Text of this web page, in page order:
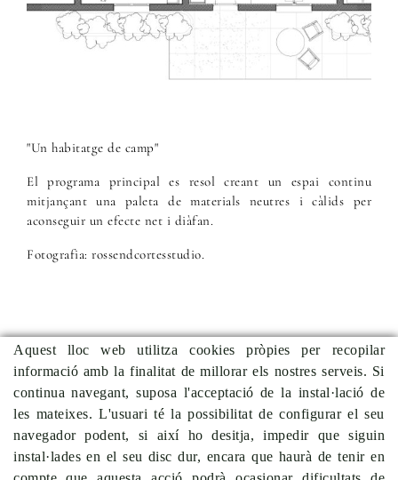
"Un habitatge de camp"
El programa principal es resol creant un espai continu
mitjançant una paleta de materials neutres i càlids per
aconseguir un efecte net i diàfan.
Fotografia: rossendcortesstudio.
Anterior
projecte
Tornar a
projectes
Següent projecte
Aquest lloc web utilitza cookies pròpies per recopilar
informació amb la finalitat de millorar els nostres serveis. Si
continua navegant, suposa l'acceptació de la instal·lació de
les mateixes. L'usuari té la possibilitat de configurar el seu
navegador podent, si així ho desitja, impedir que siguin
instal·lades en el seu disc dur, encara que haurà de tenir en